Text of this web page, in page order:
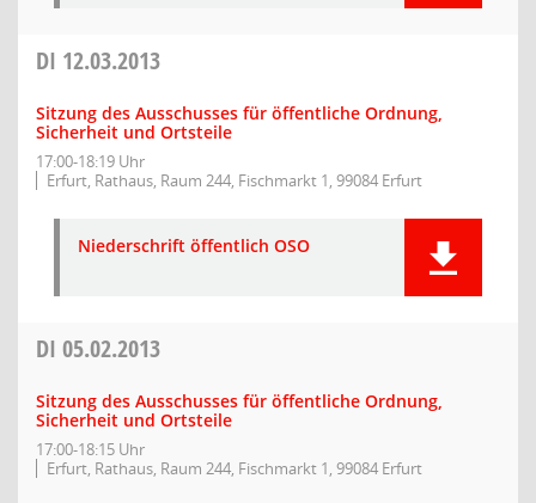
DI 12.03.2013
Sitzung des Ausschusses für öffentliche Ordnung,
Sicherheit und Ortsteile
17:00-18:19 Uhr
Erfurt, Rathaus, Raum 244, Fischmarkt 1, 99084 Erfurt
Niederschrift öffentlich OSO
DI 05.02.2013
Sitzung des Ausschusses für öffentliche Ordnung,
Sicherheit und Ortsteile
17:00-18:15 Uhr
Erfurt, Rathaus, Raum 244, Fischmarkt 1, 99084 Erfurt